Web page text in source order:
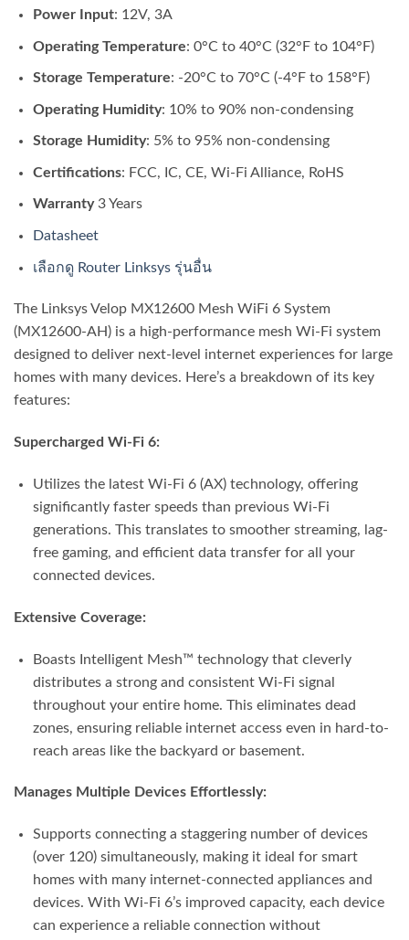
Power Input: 12V, 3A
Operating Temperature: 0°C to 40°C (32°F to 104°F)
Storage Temperature: -20°C to 70°C (-4°F to 158°F)
Operating Humidity: 10% to 90% non-condensing
Storage Humidity: 5% to 95% non-condensing
Certifications: FCC, IC, CE, Wi-Fi Alliance, RoHS
Warranty3 Years
Datasheet
เลือกดู Router Linksys รุ่นอื่น
The Linksys Velop MX12600 Mesh WiFi 6 System
(MX12600-AH) is a high-performance mesh Wi-Fi system
designed to deliver next-level internet experiences for large
homes with many devices. Here’s a breakdown of its key
features:
Supercharged Wi-Fi 6:
Utilizes the latest Wi-Fi 6 (AX) technology, offering
significantly faster speeds than previous Wi-Fi
generations. This translates to smoother streaming, lag-
free gaming, and efficient data transfer for all your
connected devices.
Extensive Coverage:
Boasts Intelligent Mesh™ technology that cleverly
distributes a strong and consistent Wi-Fi signal
throughout your entire home. This eliminates dead
zones, ensuring reliable internet access even in hard-to-
reach areas like the backyard or basement.
Manages Multiple Devices Effortlessly:
Supports connecting a staggering number of devices
(over 120) simultaneously, making it ideal for smart
homes with many internet-connected appliances and
devices. With Wi-Fi 6’s improved capacity, each device
can experience a reliable connection without